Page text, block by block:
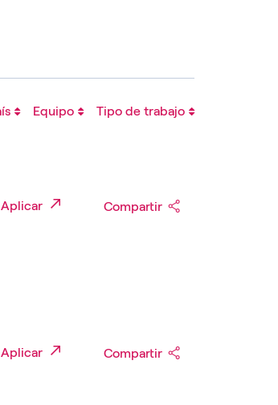
Aplicar Compartir
Aplicar Compartir